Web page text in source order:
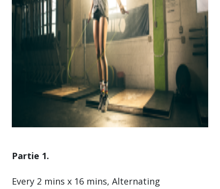
Partie 1.
Every 2 mins x 16 mins, Alternating